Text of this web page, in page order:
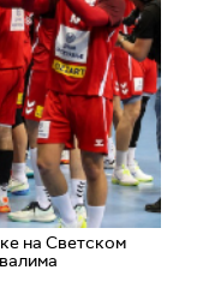
на Светском